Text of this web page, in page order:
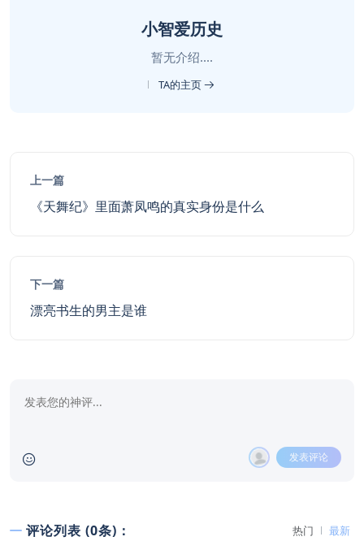
小智爱历史
暂无介绍....
TA的主页
上一篇
《天舞纪》里面萧凤鸣的真实身份是什么
下一篇
漂亮书生的男主是谁
发表评论
评论列表 (0条)： 热门 最新